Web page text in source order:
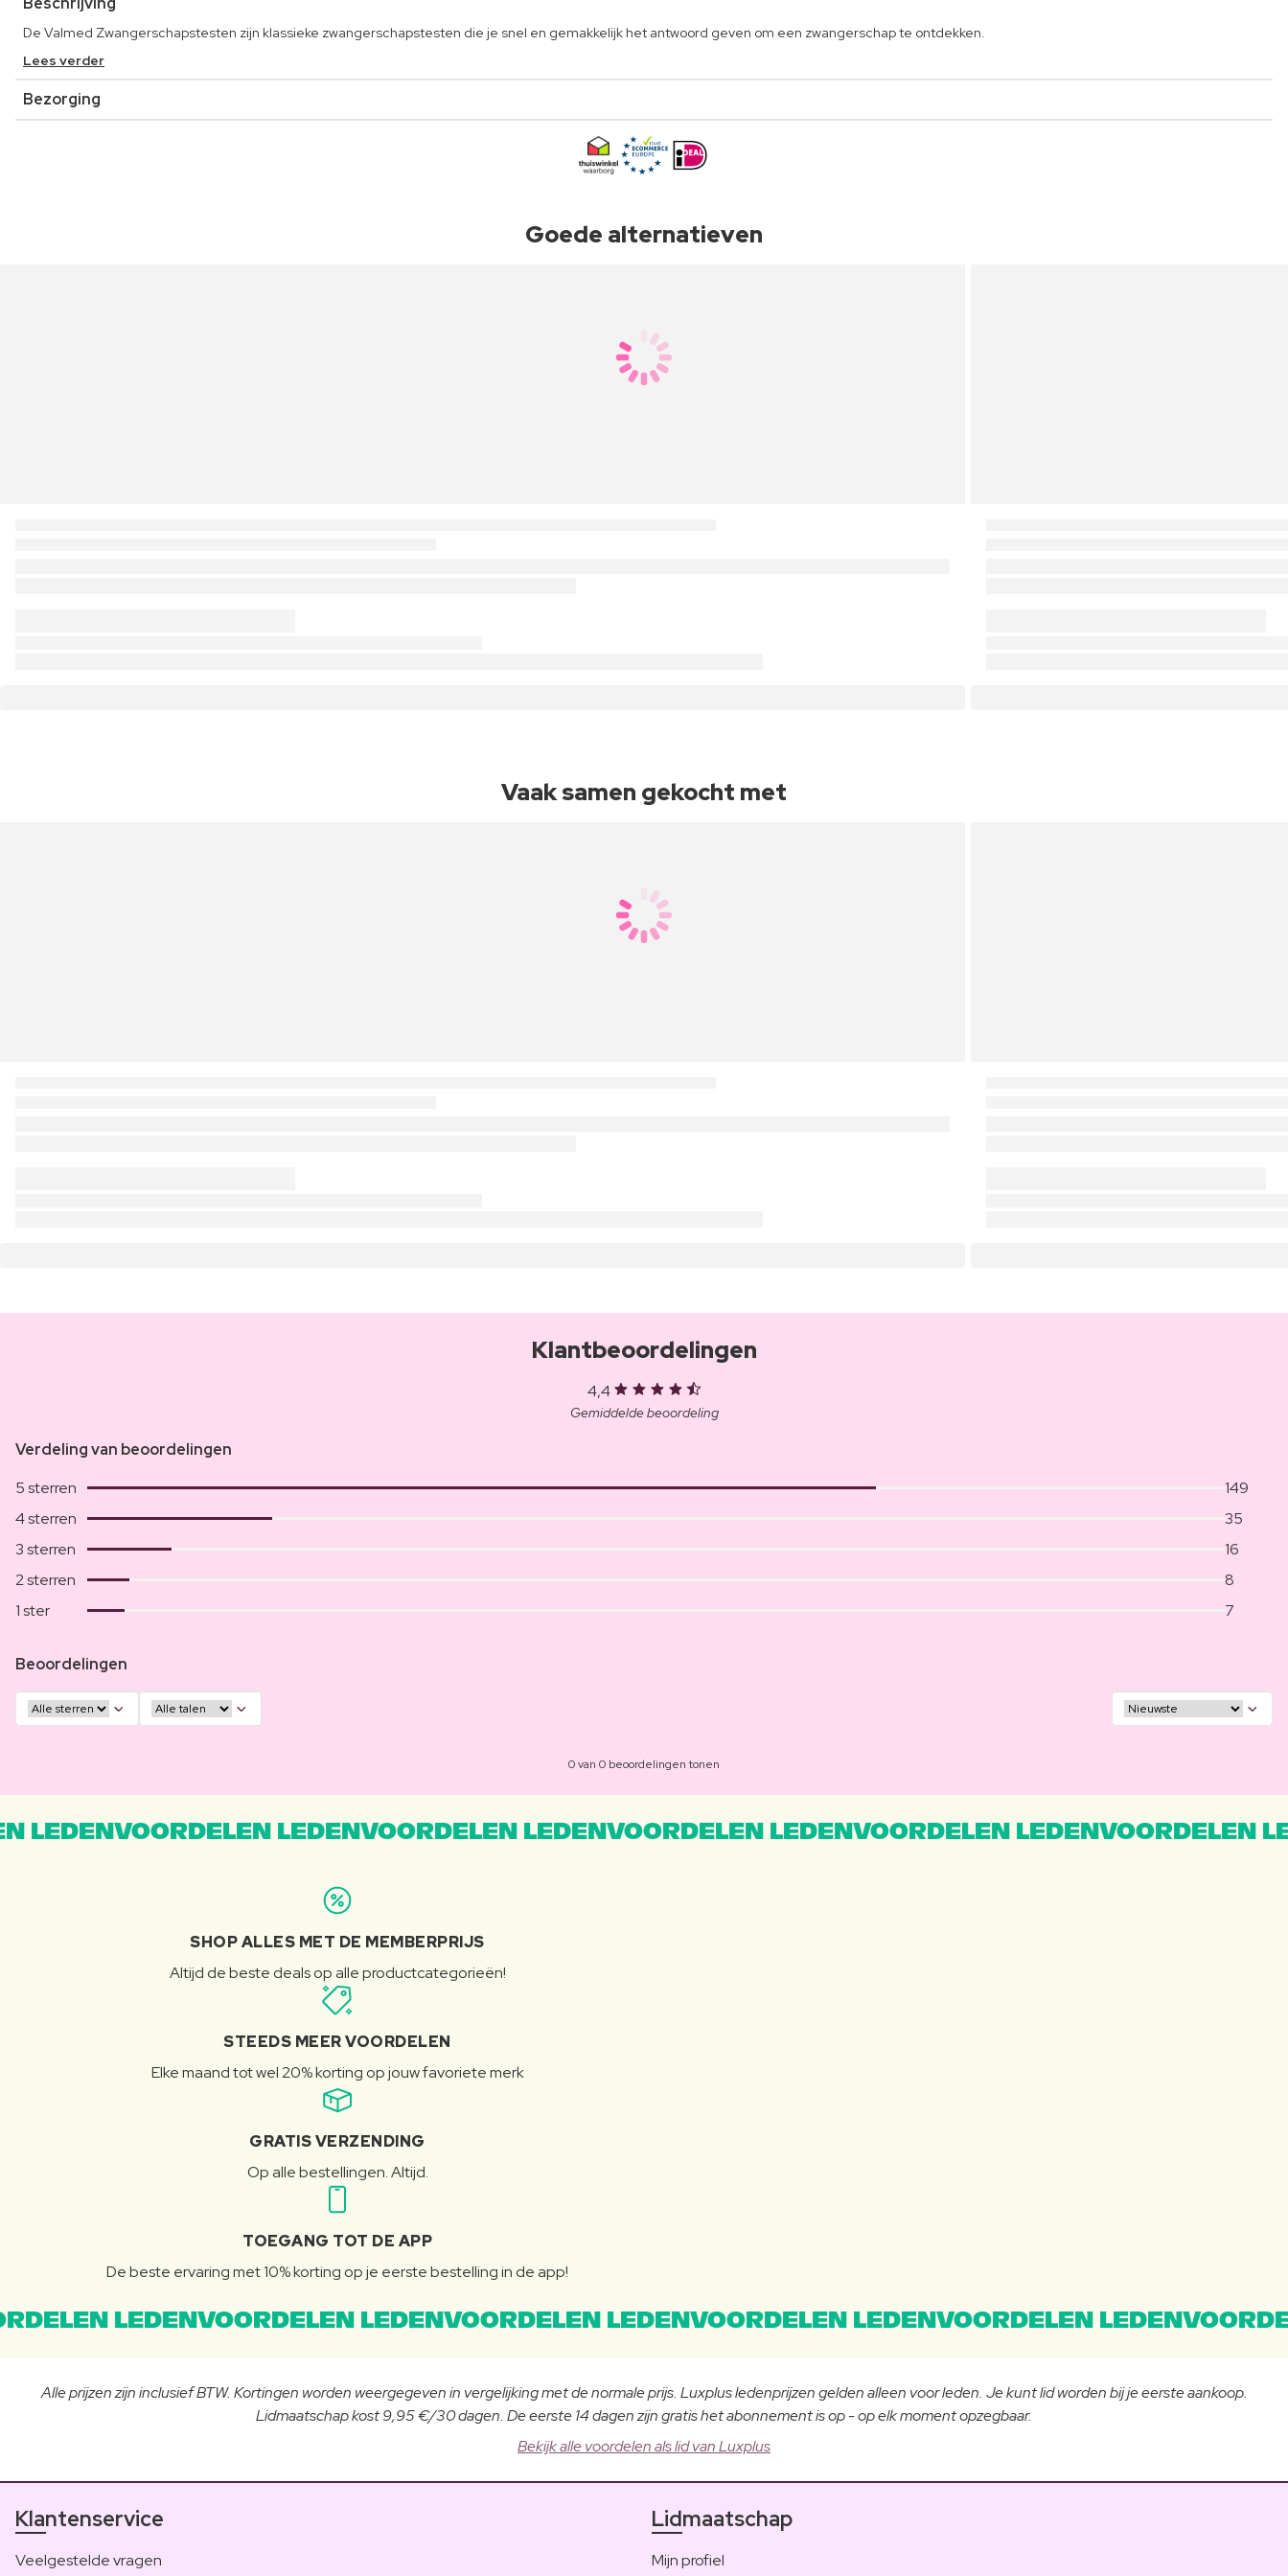
De Valmed Zwangerschapstesten zijn klassieke zwangerschapstesten die je snel en gemakkelijk het antwoord geven om een zwangerschap te ontdekken.
Lees verder
Bezorging
Goede alternatieven
Vaak samen gekocht met
Klantbeoordelingen
4,4
Gemiddelde beoordeling
Verdeling van beoordelingen
5 sterren
149
4 sterren
35
3 sterren
16
2 sterren
8
1 ster
7
Beoordelingen
0 van 0 beoordelingen tonen
LEDENVOORDELEN LEDENVOORDELEN LEDENVOORDELEN LEDENVOORDELEN
SHOP ALLES MET DE MEMBERPRIJS
Altijd de beste deals op alle productcategorieën!
STEEDS MEER VOORDELEN
Elke maand tot wel 20% korting op jouw favoriete merk
GRATIS VERZENDING
Op alle bestellingen. Altijd.
TOEGANG TOT DE APP
De beste ervaring met 10% korting op je eerste bestelling in de app!
LEDENVOORDELEN LEDENVOORDELEN LEDENVOORDELEN LEDENVOORDELEN
Alle prijzen zijn inclusief BTW. Kortingen worden weergegeven in vergelijking met de normale prijs. Luxplus ledenprijzen gelden alleen voor leden. Je kunt lid worden bij je eerste aankoop.
Lidmaatschap kost 9,95 €/30 dagen. De eerste 14 dagen zijn gratis het abonnement is op - op elk moment opzegbaar.
Bekijk alle voordelen als lid van Luxplus
Klantenservice
Veelgestelde vragen
Lidmaatschap
Mijn profiel